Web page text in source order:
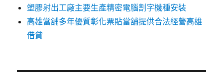
塑膠射出工廠主要生產精密電腦割字機種安裝
高雄當舖多年優質彰化票貼當舖提供合法經營高雄
借貸